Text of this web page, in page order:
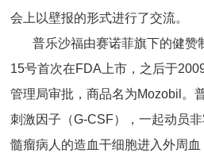
会上以壁报的形式进行了交流。
普乐沙福由赛诺菲旗下的健赞
15号首次在FDA上市，之后于
管理局审批，商品名为Mozobil。
刺激因子（G-CSF），一起动员
髓瘤病人的造血干细胞进入外周